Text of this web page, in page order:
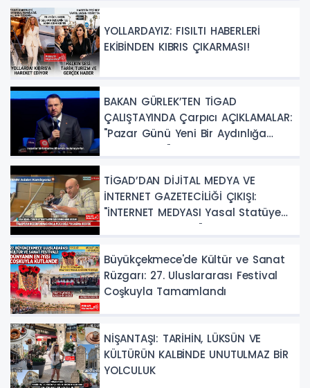
YOLLARDAYIZ: FISILTI HABERLERİ
EKİBİNDEN KIBRIS ÇIKARMASI!
BAKAN GÜRLEK’TEN TİGAD
ÇALIŞTAYINDA Çarpıcı AÇIKLAMALAR:
"Pazar Günü Yeni Bir Aydınlığa
Uyanacağız"
TİGAD’DAN DİJİTAL MEDYA VE
İNTERNET GAZETECİLİĞİ ÇIKIŞI:
"İNTERNET MEDYASI Yasal Statüye
Kavuşturulmalıdır"
Büyükçekmece'de Kültür ve Sanat
Rüzgarı: 27. Uluslararası Festival
Coşkuyla Tamamlandı
NİŞANTAŞI: TARİHİN, LÜKSÜN VE
KÜLTÜRÜN KALBİNDE UNUTULMAZ BİR
YOLCULUK